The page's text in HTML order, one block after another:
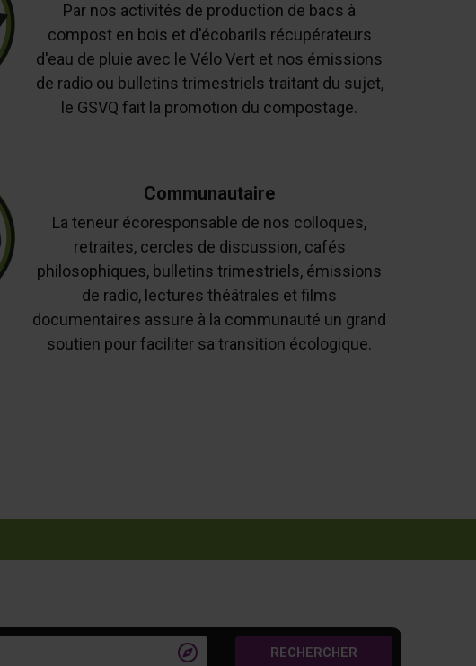
Par nos activités de production de bacs à
compost en bois et d'écobarils récupérateurs
d'eau de pluie avec le Vélo Vert et nos émissions
de radio ou bulletins trimestriels traitant du sujet,
le GSVQ fait la promotion du compostage.
Communautaire
La teneur écoresponsable de nos colloques,
retraites, cercles de discussion, cafés
philosophiques, bulletins trimestriels, émissions
de radio, lectures théâtrales et films
documentaires assure à la communauté un grand
soutien pour faciliter sa transition écologique.
 RECHERCHER